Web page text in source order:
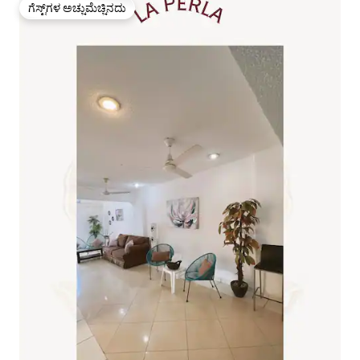
ಗೆಸ್ಟ್‌ಗಳ ಅಚ್ಚುಮೆಚ್ಚಿನದು
ಗೆಸ್ಟ್‌ಗಳ ಅಚ್ಚುಮೆಚ್ಚಿನದು